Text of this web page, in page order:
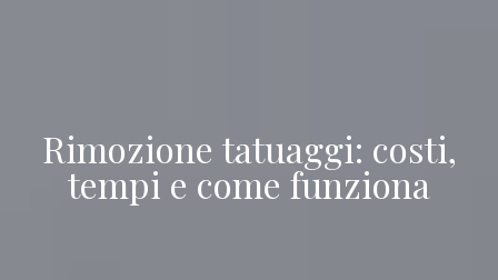
Rimozione tatuaggi: costi,
tempi e come funziona